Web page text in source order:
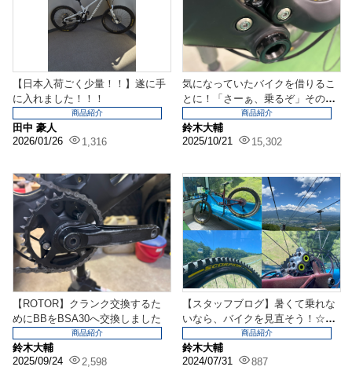
【日本入荷ごく少量！！】遂に手
に入れました！！！
田中 豪人
2026/01/26
1,316
商品紹介
気になっていたバイクを借りるこ
とに！「さーぁ、乗るぞ」その前
鈴木大輔
2025/10/21
15,302
商品紹介
【ROTOR】クランク交換するた
めにBBをBSA30へ交換しました
鈴木大輔
2025/09/24
2,598
商品紹介
【スタッフブログ】暑くて乗れな
いなら、バイクを見直そう！☆ク
ランク交換☆
鈴木大輔
2024/07/31
887
商品紹介